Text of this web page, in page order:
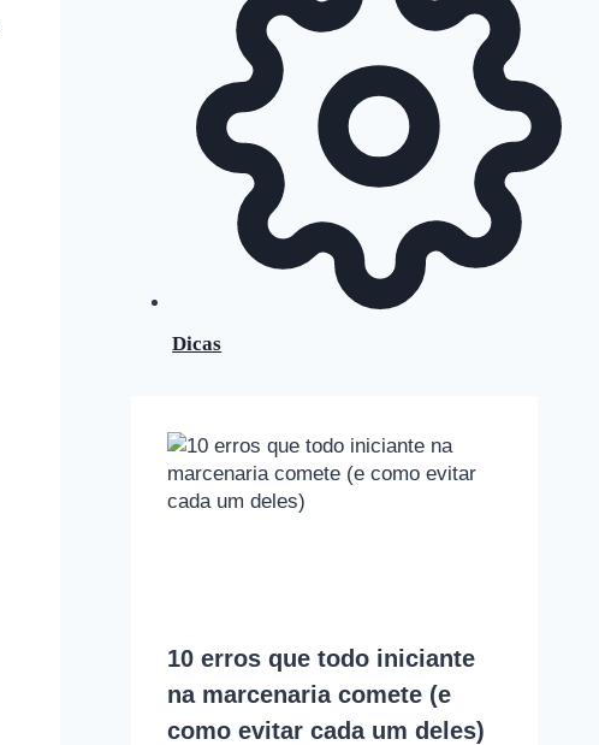
Dicas
10 erros que todo iniciante
na marcenaria comete (e
como evitar cada um deles)